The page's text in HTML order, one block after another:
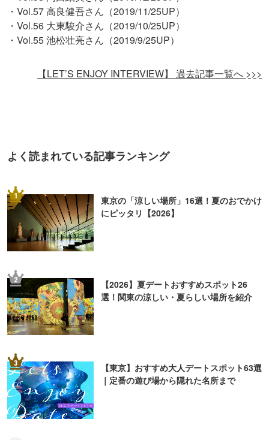
・Vol.57 高良健吾さん（2019/11/25UP）
・Vol.56 大東駿介さん（2019/10/25UP）
・Vol.55 池松壮亮さん（2019/9/25UP）
【LET’S ENJOY INTERVIEW】 過去記事一覧へ >>>
よく読まれている記事ランキング
1
東京の「涼しい場所」16選！夏のおでかけ
にピッタリ【2026】
2
【2026】夏デートおすすめスポット26
選！関東の涼しい・夏らしい場所を紹介
3
【東京】おすすめ大人デートスポット63選
｜定番の遊び場から隠れた名所まで